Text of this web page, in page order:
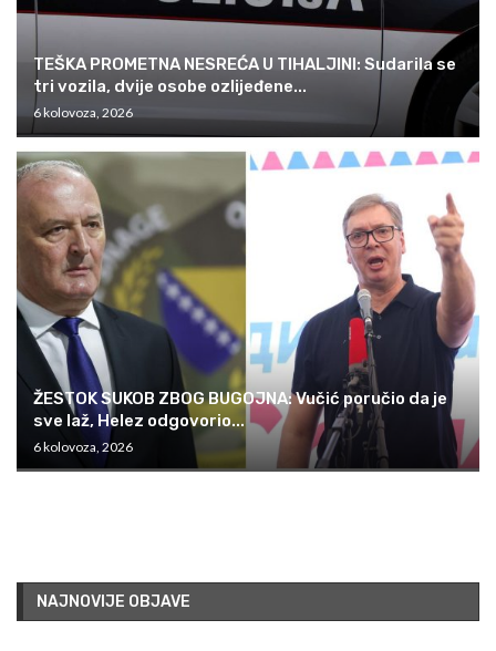
TEŠKA PROMETNA NESREĆA U TIHALJINI: Sudarila se
tri vozila, dvije osobe ozlijeđene...
6 kolovoza, 2026
ŽESTOK SUKOB ZBOG BUGOJNA: Vučić poručio da je
sve laž, Helez odgovorio...
6 kolovoza, 2026
NAJNOVIJE OBJAVE